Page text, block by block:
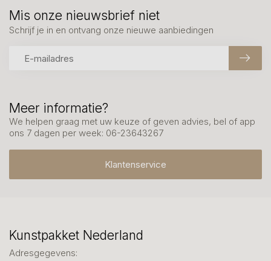
Meer informatie?
We helpen graag met uw keuze of geven advies, bel of app
ons 7 dagen per week: 06-23643267
Klantenservice
Mis onze nieuwsbrief niet
Schrijf je in en ontvang onze nieuwe aanbiedingen
Kunstpakket Nederland
Adresgegevens: